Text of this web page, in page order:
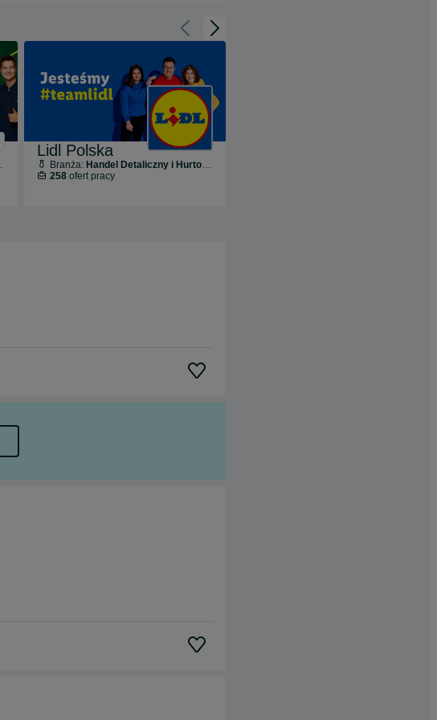
Cofnij do slajdu 1 z 3
Przejdź do slajdu 2 z 3
Lidl Polska
Branża: Handel Detaliczny i Hurtowy
258ofert pracy